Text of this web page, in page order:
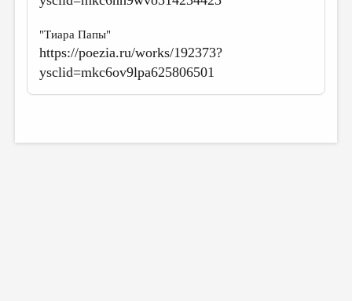
"Тиара Папы"
https://poezia.ru/works/192373?
ysclid=mkc6ov9lpa625806501